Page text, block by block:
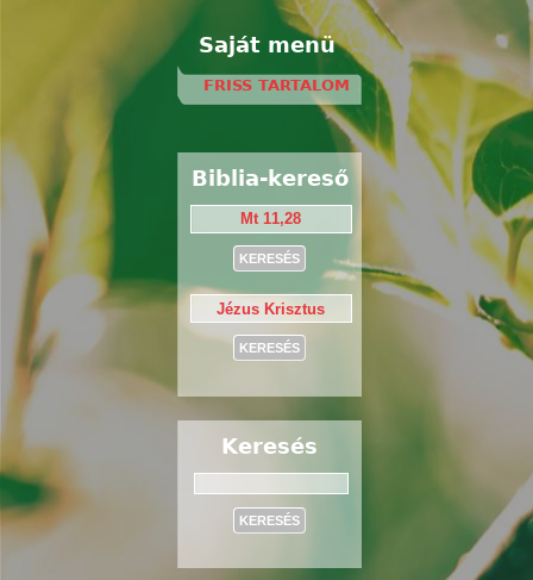
Saját menü
FRISS TARTALOM
Biblia-kereső
Keresés